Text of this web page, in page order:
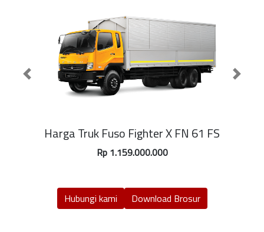
Harga Truk Fuso Fighter X FN 61 FS
Rp 1.159.000.000
Previous Next
Hubungi kami Download Brosur